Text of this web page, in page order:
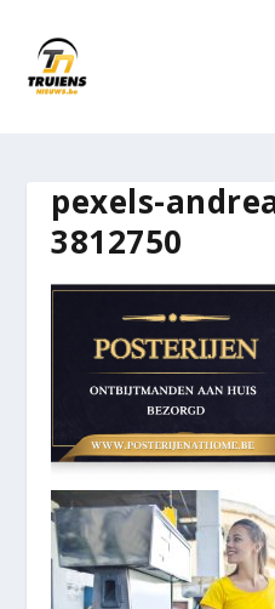
pexels-
3812750